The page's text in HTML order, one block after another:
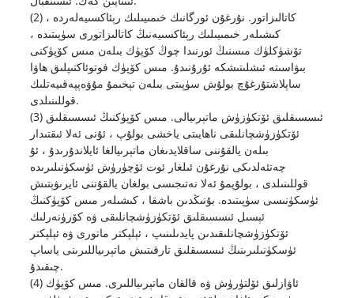
(2) كاتالىزاتور. نۇرغۇن ئورگانىك خىمىيىلىك رېئاكسىيەلەردە ،
كىشىلەر خىمىيىلىك رېئاكسىيەنىڭ كاتالىزاتورى سۈپىتىدە ،
تۆشۈكلۈك مىسنىڭ ئورنىدا چوڭ كۆپۈك بىلەن مىس كۆپۈكنى
بىۋاسىتە ئىشلىتىشكە ئۇرۇنىدۇ. مىس كۆپۈك فوتوئاكتىپلىق ھاۋا
ساپلاشتۇرغۇچ بولۇش سۈپىتى بىلەن تېخىمۇ مۇۋەپپەقىيەتلىك
قوللىنىلدى.
(3) ئىسسىقلىق ئۆتكۈزۈش ماتېرىيالى. مىس كۆپۈكنىڭ ئىسسىقلىق
ئۆتكۈزۈشچانلىقى ناھايىتى ياخشى بولۇپ ، ئۇنى ئەلا ئىقتىدار
بىلەن يالقۇننى ساقلايدىغان ماتېرىيالغا ئايلاندۇرىدۇ ، ئۇ
چەتئەلدىكى نۇرغۇن ئىلغار ئوت ئۆچۈرۈش ئۈسكۈنىلىرىدە
قوللىنىلدى ، بولۇپمۇ ئەلا نەتىجىسى بولغان يالقۇننى ئايرىۋېتىش
ئۈسكۈنىسى سۈپىتىدە. بۇنىڭدىن باشقا ، كىشىلەر مىس كۆپۈكنىڭ
ئېسىل ئىسسىقلىق ئۆتكۈزۈشچانلىقى ۋە كۆرۈنەرلىك
ئۆتكۈزۈشچانلىقىدىن پايدىلىنىپ ، ئېلېكتر ماتورى ۋە ئېلېكتر
ئۈسكۈنىلىرىنىڭ ئىسسىقلىق تارقىتىش ماتېرىياللىرىنى ياساپ
چىقىدۇ.
(4) ئاۋازلىق ئۆلتۈرۈش ۋە قالقان ماتېرىياللىرى. مىس كۆپۈك